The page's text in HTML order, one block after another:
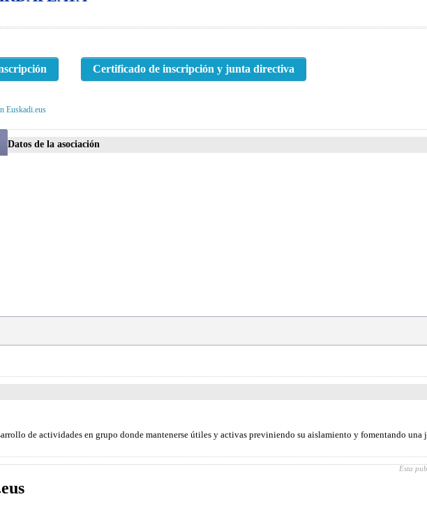
Certificado de inscripción y junta directiva
Euskadi.eus
Datos de la asociación
de actividades en grupo donde mantenerse útiles y activas previniendo su aislamiento y fomentando
Esta